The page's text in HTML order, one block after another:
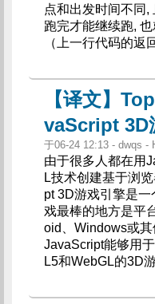
点和出发时间不同,
跑完才能继续跑,
（上一行代码的返
【译文】
vaScript 3D
于06-24 12:13 - dwqs -
由于很多人都在用
L技术创建基于浏
pt 3D游戏引擎是
戏最棒的地方是平
oid、Windows或
JavaScript能够用
L5和WebGL的3D